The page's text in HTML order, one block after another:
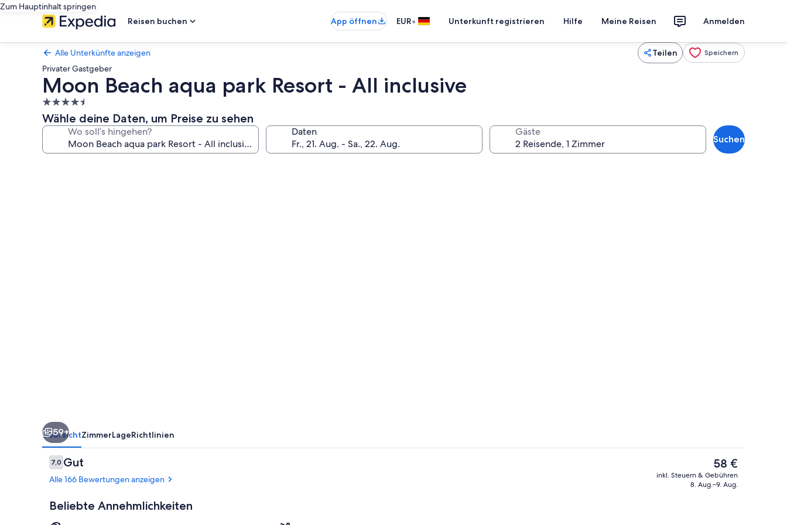
Zum Hauptinhalt springen
Reisen buchen
App öffnen EUR• Unterkunft registrieren Hilfe Meine Reisen Anmelden
Alle Unterkünfte anzeigen Teilen Speichern
Privater Gastgeber
Moon Beach aqua park Resort - All inclusive
4.5-
Sterne-
Unterkunft
Wähle deine Daten, um Preise zu sehen
Wo soll’s hingehen? Daten Gäste
Suchen
Privatstrand, Cabañas (kostenlos),
59+
ÜbersichtZimmerLageRichtlinien
Bewertungen
7,07,0 von 10.
Gut
Alle 166 Bewertungen anzeigen
Beliebte Annehmlichkeiten
Der
aktuelle
Preis
58 €
inkl. Steuern & Gebühren
8. Aug.–9. Aug.